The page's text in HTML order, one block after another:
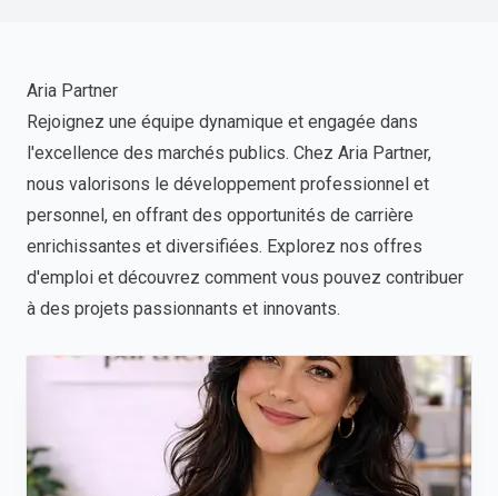
Aria Partner
Rejoignez une équipe dynamique et engagée dans
l'excellence des marchés publics. Chez Aria Partner,
nous valorisons le développement professionnel et
personnel, en offrant des opportunités de carrière
enrichissantes et diversifiées. Explorez nos offres
d'emploi et découvrez comment vous pouvez contribuer
à des projets passionnants et innovants.